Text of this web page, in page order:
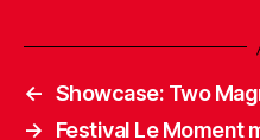
← Showcase: Two
→
Festival Le Moment